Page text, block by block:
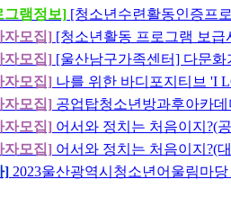
그램정보] [청소년수련활동인증프
자모집] [청소년활동 프로그램 보
자모집] [울산남구가족센터] 다문
자모집] 나를 위한 바디포지티브 'I
자모집] 공업탑청소년방과후아카
자모집] 어서와 정치는 처음이지?(
자모집] 어서와 정치는 처음이지?(
] 2023울산광역시청소년어울림마